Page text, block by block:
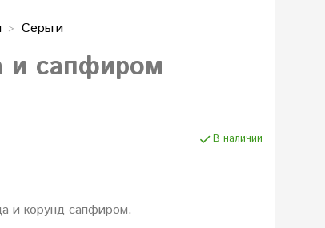
Серьги
и сапфиром
В наличии
и корунд сапфиром.